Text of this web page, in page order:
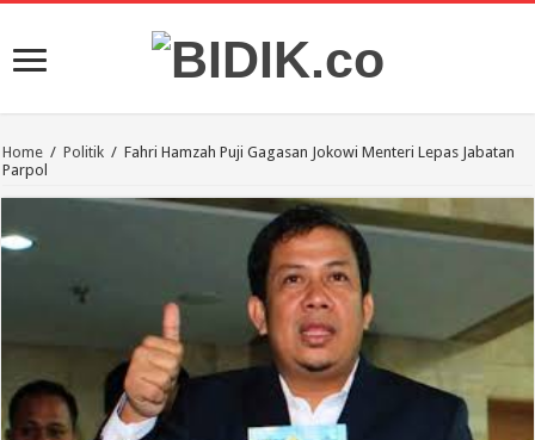
Home / Politik / Fahri Hamzah Puji Gagasan Jokowi Menteri Lepas Jabatan
Parpol